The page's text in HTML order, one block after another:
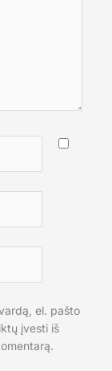
el. pašto
įvesti iš